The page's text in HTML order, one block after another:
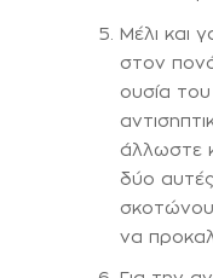
Μέλι και
στον
ουσία
άλλωστε
δύο
να